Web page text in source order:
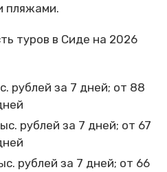
пляжами.
туров в Сиде на 2026
рублей за 7 дней; от 88
рублей за 7 дней; от 67
рублей за 7 дней; от 66